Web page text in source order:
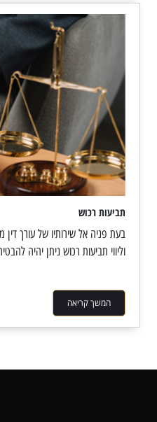
תביעות רכוש
בעת פניה אל שירותיו של עורך
וליווי תביעות רכוש ניתן יהיה
המשך קריאה